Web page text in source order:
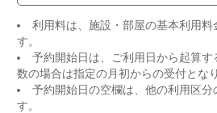
利用料は、施設・部屋の基本利用
す。
予約開始日は、ご利用日から起算す
数の場合は指定の月初からの受付とな
予約開始日の空欄は、他の利用区分
す。